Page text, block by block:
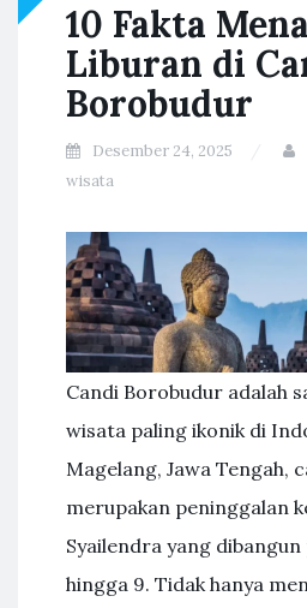
10 Fakta
Liburan di
Borobudur
Desember 24, 2025
wisata
Candi Borobudur adalah
wisata paling ikonik di
Magelang, Jawa Tengah,
merupakan peninggalan
Syailendra yang
hingga 9. Tidak hanya